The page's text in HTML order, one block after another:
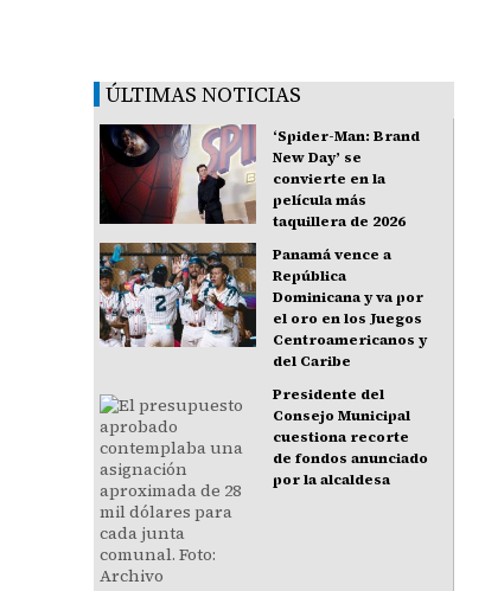
ÚLTIMAS NOTICIAS
‘Spider-Man: Brand
New Day’ se
convierte en la
película más
taquillera de 2026
Panamá vence a
República
Dominicana y va por
el oro en los Juegos
Centroamericanos y
del Caribe
Presidente del
Consejo Municipal
cuestiona recorte
de fondos anunciado
por la alcaldesa